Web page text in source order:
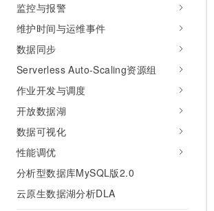
监控与报警
维护时间与运维事件
数据同步
Serverless Auto-Scaling资源组
作业开发与调度
开放数据湖
数据可视化
性能调优
分析型数据库MySQL版2.0
云原生数据湖分析DLA
Serverless
迁移与运维管理
专有云